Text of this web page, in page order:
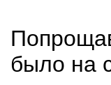
было на